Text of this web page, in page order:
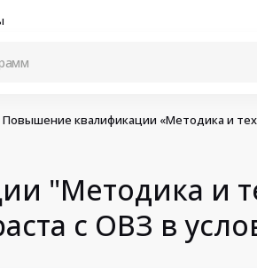
Повышение квалификации «Методика и
"Методика и
с ОВЗ в